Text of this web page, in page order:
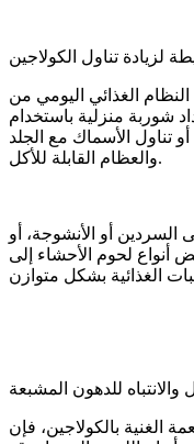
لزيادة تناول الكولاجين
الغذائي اليومي من
شوربة منزلية باستخدام
تناول الأسماك مع الجلد
والعظام القابلة للأكل.
أو الأنشوجة، أو
أنواع لحوم الأحشاء إلى
والانتباه للدهون المشبعة
الغنية بالكولاجين، فإن